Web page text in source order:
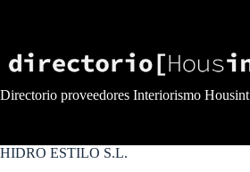
Directorio proveedores Interiorismo Housint
HIDRO ESTILO S.L.